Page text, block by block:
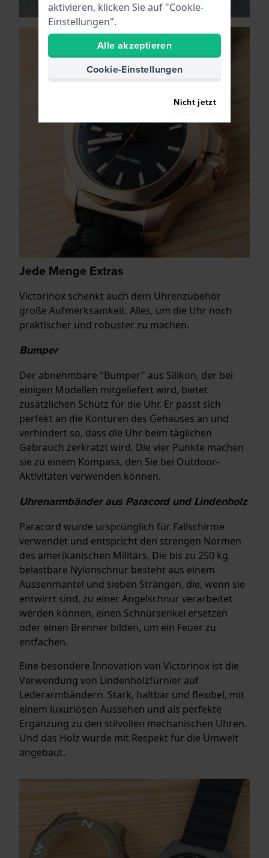
Jede Menge Extras
Victorinox schenkt auch dem Uhrenzubehör
große Aufmerksamkeit. Alles, um die Uhr noch
praktischer und robuster zu machen.
Bumper
Der abnehmbare "Bumper" aus Silikon, der bei
einigen Modellen mitgeliefert wird, bietet
zusätzlichen Schutz für die Uhr. Er passt sich
perfekt an die Konturen des Gehäuses an und
verhindert so, dass die Uhr beim täglichen
Gebrauch zerkratzt wird. Die vier Punkte machen
sie zu einem Kompass, den Sie bei Outdoor-
Aktivitäten verwenden können.
Uhrenarmbänder aus Paracord und Lindenholz
Paracord wurde ursprünglich für Fallschirme
verwendet und entspricht den strengen Normen
des amerikanischen Militärs. Die bis zu 250 kg
belastbare Nylonschnur besteht aus einem
Aussenmantel und sieben Strängen, die, wenn sie
entwirrt sind, zu einer Angelschnur verarbeitet
werden können, einen Schnürsenkel ersetzen
oder einen Brenner bilden, um ein Feuer zu
entfachen.
Eine besondere Innovation von Victorinox ist die
Verwendung von Lindenholzfurnier auf
Lederarmbändern. Stark, haltbar und flexibel, mit
einem luxuriösen Aussehen und als perfekte
Ergänzung zu den stilvollen mechanischen Uhren.
Und das Holz wurde mit Respekt für die Umwelt
angebaut.
aktivieren, klicken Sie auf "Cookie-
Einstellungen".
Alle akzeptieren
Cookie-Einstellungen
Nicht jetzt